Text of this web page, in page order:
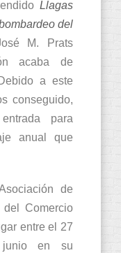
Llagas
del
M. Prats
acaba de
a este
conseguido,
para
anual que
de
del Comercio
entre el 27
en su